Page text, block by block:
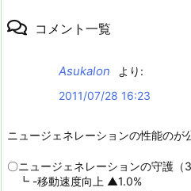
コメント一覧
Asukalon
より:
2011/07/28 16:23
ニュージェネレーションの性能のが
〇ニュージェネレーションの守護（
┗ -移動速度向上 ▲1.0%